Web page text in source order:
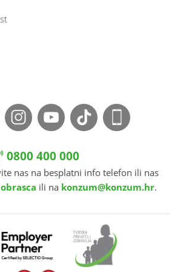
0800 400 000
nas na besplatni info telefon ili nas
obrasca ili na konzum@konzum.hr.